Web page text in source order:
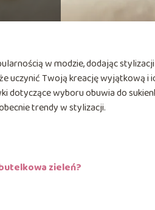
w modzie, dodając
uczynić Twoją kreację wyjątkową i
wyboru obuwia do
trendy w stylizacji.
zieleń?